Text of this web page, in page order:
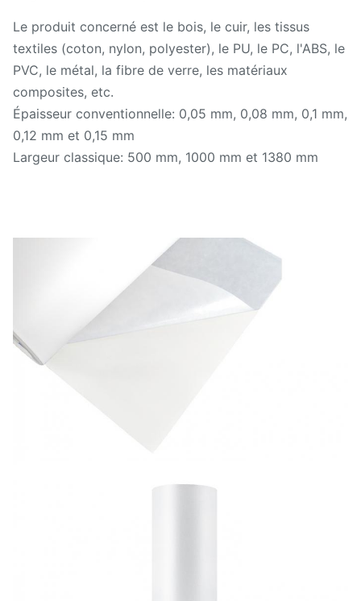
Le produit concerné est le bois, le cuir, les tissus
textiles (coton, nylon, polyester), le PU, le PC, l'ABS, le
PVC, le métal, la fibre de verre, les matériaux
composites, etc.
Épaisseur conventionnelle: 0,05 mm, 0,08 mm, 0,1 mm,
0,12 mm et 0,15 mm
Largeur classique: 500 mm, 1000 mm et 1380 mm